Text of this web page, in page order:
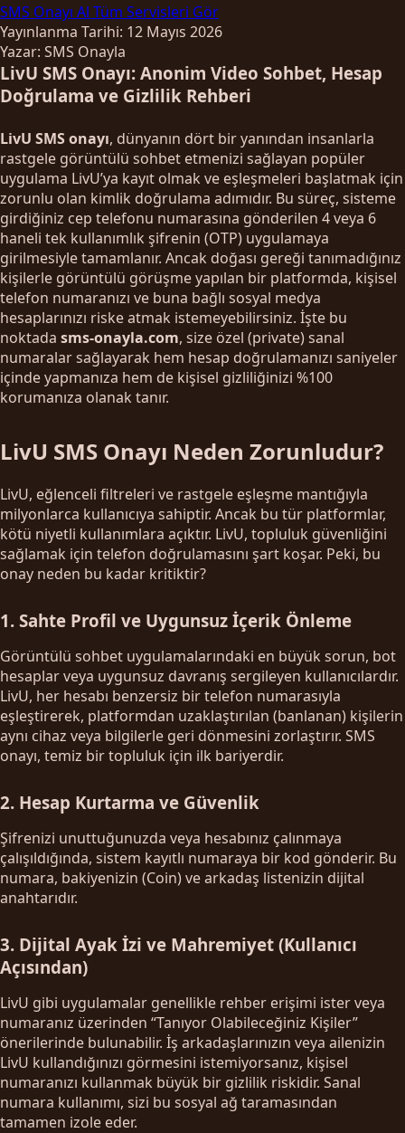
SMS Onayı Al Tüm Servisleri Gör
Yayınlanma Tarihi: 12 Mayıs 2026
Yazar: SMS Onayla
LivU SMS Onayı: Anonim Video Sohbet, Hesap
Doğrulama ve Gizlilik Rehberi
LivU SMS onayı, dünyanın dört bir yanından insanlarla
rastgele görüntülü sohbet etmenizi sağlayan popüler
uygulama LivU’ya kayıt olmak ve eşleşmeleri başlatmak için
zorunlu olan kimlik doğrulama adımıdır. Bu süreç, sisteme
girdiğiniz cep telefonu numarasına gönderilen 4 veya 6
haneli tek kullanımlık şifrenin (OTP) uygulamaya
girilmesiyle tamamlanır. Ancak doğası gereği tanımadığınız
kişilerle görüntülü görüşme yapılan bir platformda, kişisel
telefon numaranızı ve buna bağlı sosyal medya
hesaplarınızı riske atmak istemeyebilirsiniz. İşte bu
noktada sms-onayla.com, size özel (private) sanal
numaralar sağlayarak hem hesap doğrulamanızı saniyeler
içinde yapmanıza hem de kişisel gizliliğinizi %100
korumanıza olanak tanır.
LivU SMS Onayı Neden Zorunludur?
LivU, eğlenceli filtreleri ve rastgele eşleşme mantığıyla
milyonlarca kullanıcıya sahiptir. Ancak bu tür platformlar,
kötü niyetli kullanımlara açıktır. LivU, topluluk güvenliğini
sağlamak için telefon doğrulamasını şart koşar. Peki, bu
onay neden bu kadar kritiktir?
1. Sahte Profil ve Uygunsuz İçerik Önleme
Görüntülü sohbet uygulamalarındaki en büyük sorun, bot
hesaplar veya uygunsuz davranış sergileyen kullanıcılardır.
LivU, her hesabı benzersiz bir telefon numarasıyla
eşleştirerek, platformdan uzaklaştırılan (banlanan) kişilerin
aynı cihaz veya bilgilerle geri dönmesini zorlaştırır. SMS
onayı, temiz bir topluluk için ilk bariyerdir.
2. Hesap Kurtarma ve Güvenlik
Şifrenizi unuttuğunuzda veya hesabınız çalınmaya
çalışıldığında, sistem kayıtlı numaraya bir kod gönderir. Bu
numara, bakiyenizin (Coin) ve arkadaş listenizin dijital
anahtarıdır.
3. Dijital Ayak İzi ve Mahremiyet (Kullanıcı
Açısından)
LivU gibi uygulamalar genellikle rehber erişimi ister veya
numaranız üzerinden “Tanıyor Olabileceğiniz Kişiler”
önerilerinde bulunabilir. İş arkadaşlarınızın veya ailenizin
LivU kullandığınızı görmesini istemiyorsanız, kişisel
numaranızı kullanmak büyük bir gizlilik riskidir. Sanal
numara kullanımı, sizi bu sosyal ağ taramasından
tamamen izole eder.